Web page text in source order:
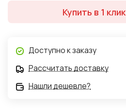
Купить в 1 клик
Доступно к заказу
Рассчитать доставку
Нашли дешевле?